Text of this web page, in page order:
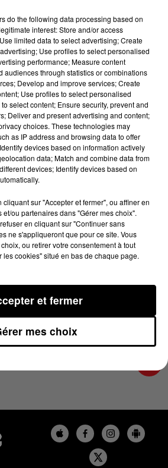
14 sec)
du Pays catalans
14 sec
CATALANS DU 14/04/2024
do the following data processing based on
interest: Store and/or access
limited data to select advertising; Create
Use profiles to select personalised
performance; Measure content
audiences through statistics or combinations
Develop and improve services; Create
Use profiles to select personalised
select content; Ensure security, prevent and
Deliver and present advertising and content;
choices. These technologies may
as IP address and browsing data to offer
devices based on information actively
data; Match and combine data from
devices; Identify devices based on
sur "Accepter et fermer", ou affiner en
ou partenaires dans "Gérer mes choix".
en cliquant sur "Continuer sans
ne s'appliqueront que pour ce site. Vous
ou retirer votre consentement à tout
les cookies" situé en bas de chaque page.
mes choix
et fermer